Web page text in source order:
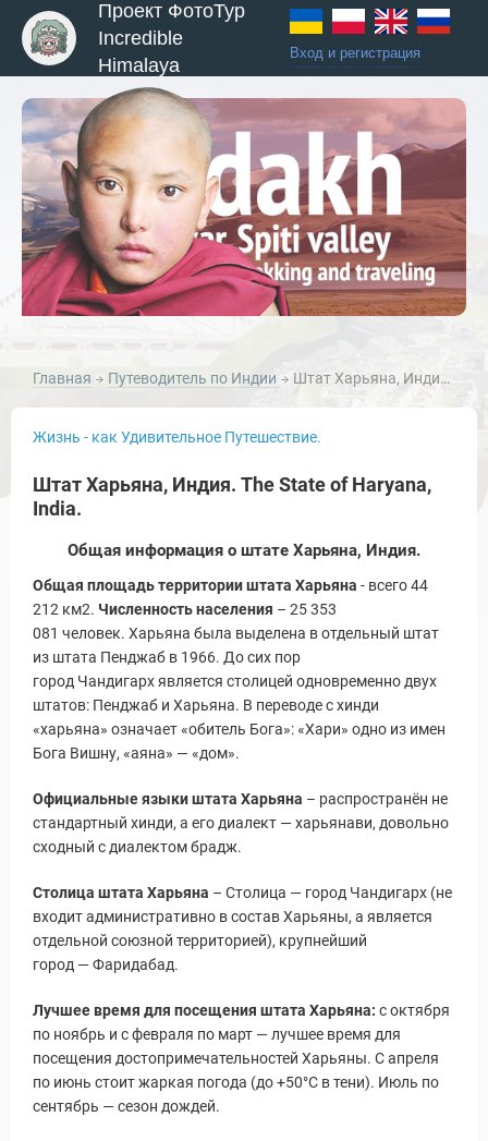
и Туры
Проект ФотоТур
Incredible
Himalaya
Вход и регистрация
Главная Путеводитель по Индии Штат Харьяна, Индия. The State of Haryana, India.
Жизнь - как Удивительное Путешествие.
Штат Харьяна, Индия. The State of Haryana,
India.
Общая информация о штате Харьяна, Индия.
Общая площадь территории штата Харьяна - всего 44
212 км2. Численность населения – 25 353
081 человек. Харьяна была выделена в отдельный штат
из штата Пенджаб в 1966. До сих пор
город Чандигарх является столицей одновременно двух
штатов: Пенджаб и Харьяна. В переводе с хинди
«харьяна» означает «обитель Бога»: «Хари» одно из имен
Бога Вишну, «аяна» — «дом».
Официальные языки штата Харьяна – распространён не
стандартный хинди, а его диалект — харьянави, довольно
сходный с диалектом брадж.
Столица штата Харьяна – Столица — город Чандигарх (не
входит административно в состав Харьяны, а является
отдельной союзной территорией), крупнейший
город — Фаридабад.
Лучшее время для посещения штата Харьяна: с октября
по ноябрь и с февраля по март — лучшее время для
посещения достопримечательностей Харьяны. С апреля
по июнь стоит жаркая погода (до +50°С в тени). Июль по
сентябрь — сезон дождей.